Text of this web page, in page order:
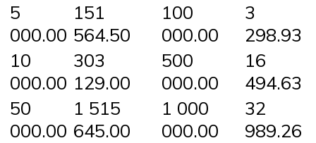
5
000.00
151
564.50
10
000.00
303
129.00
50
000.00
1 515
645.00
100
000.00
3
298.93
500
000.00
16
494.63
1 000
000.00
32
989.26